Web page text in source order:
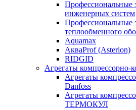
Профессиональные
инженерных систем
Профессиональные
теплообменного
Aquamax
АкваProf (Asterion)
RIDGID
Агрегаты компрессорно-
Агрегаты
Danfoss
Агрегаты
ТЕРМОКУЛ